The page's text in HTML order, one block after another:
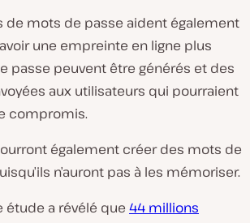
de mots de passe aident également
une empreinte en ligne plus
passe peuvent être générés et des
aux utilisateurs qui pourraient
compromis.
également créer des mots de
n’auront pas à les mémoriser.
étude a révélé que 44 millions